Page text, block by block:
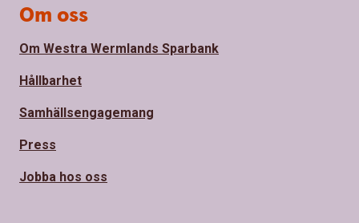
Om oss
Om Westra Wermlands Sparbank
Hållbarhet
Samhällsengagemang
Press
Jobba hos oss